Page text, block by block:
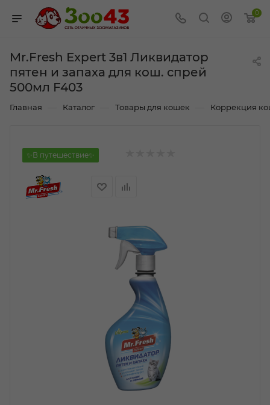
0
Mr.Fresh Expert 3в1 Ликвидaтор
пятен и запаха для кош. спрей
500мл F403
Главная Каталог Товары для кошек Коррекция
✨В путешествие✨